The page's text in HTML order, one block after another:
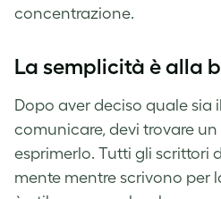
concentrazione.
La semplicità è alla
Dopo aver deciso quale sia
comunicare, devi trovare
esprimerlo. Tutti gli scrittori
mente mentre scrivono per